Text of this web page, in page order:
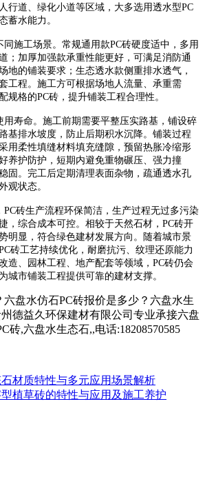
行道、绿化小道等区域，大多选用透水型PC
蓄水能力。
施工场景。常规通用款PC砖硬度适中，多用
；加厚加强款承重性能更好，可满足消防通
地的铺装要求；生态透水款侧重排水透气，
工程。施工方可根据场地人流量、承重需
规格的PC砖，提升铺装工程合理性。
寿命。施工前期需要平整压实路基，铺设碎
基排水坡度，防止后期积水沉降。铺装过程
用柔性填缝材料填充缝隙，预留热胀冷缩形
养护防护，短期内避免重物碾压、强力撞
固。完工后定期清理表面杂物，疏通透水孔
观状态。
砖生产流程环保简洁，生产过程无过多污染
，综合成本可控。相较于天然石材，PC砖开
明显，符合绿色建材发展方向。随着城市景
砖工艺持续优化，耐磨抗污、纹理还原能力
造、园林工程、地产配套等领域，PC砖仍会
城市铺装工程提供可靠的建材支撑。
六盘水仿石PC砖报价是多少？六盘水生
德益久环保建材有限公司专业承接六盘
砖,六盘水生态石,,电话:18208570585
材质特性与多元应用场景解析
植草砖的特性与应用及施工养护